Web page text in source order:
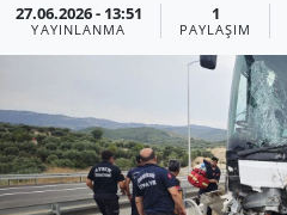
27.06.2026 - 13:51
YAYINLANMA
1
PAYLAŞIM
Manisa
Politika
Uşak